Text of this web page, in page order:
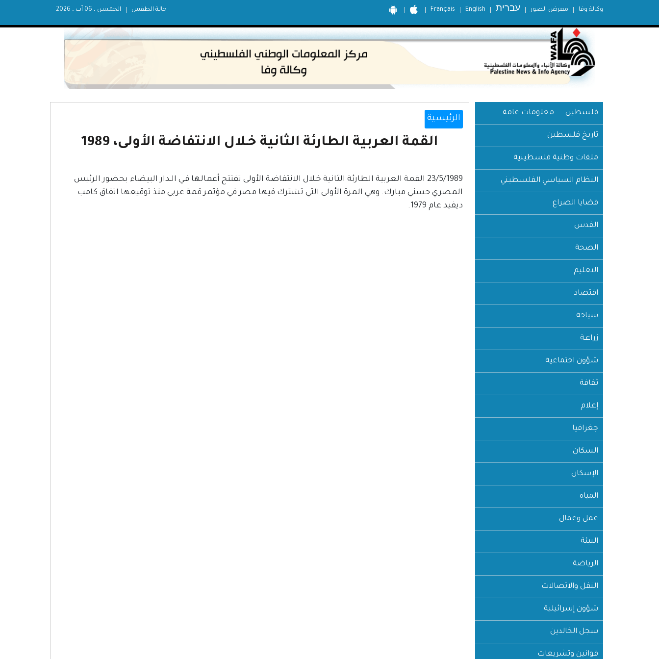
Français English עברית معرض الصور وكالة وفا الخميس ، 06 آب ، 2026 حالة الطقس
فلسطين ... معلومات عامة
تاريخ فلسطين
ملفات وطنية فلسطينية
النظام السياسي الفلسطيني
قضايا الصراع
القدس
الصحة
التعليم
اقتصاد
سياحة
زراعـة
شؤون اجتماعية
ثقافة
إعلام
جغرافيا
السكان
الإسكان
المياه
عمل وعمال
البيئة
الرياضة
النقل والاتصالات
شؤون إسرائيلية
سجل الخالدين
قوانين وتشريعات
الرئيسية
القمة العربية الطارئة الثانية خـلال الانتفاضة الأولى، 1989
23/5/1989 القمة العربية الطارئة الثانية خـلال الانتفاضة الأولى تفتتح أعمالها فـي الـدار البيضاء بحضور الرئيس
المصري حسني مبارك. وهي المرة الأولى التي تشترك فيها مصر في مؤتمر قمة عربي منذ توقيعها اتفاق كامب
ديفيد عام 1979.